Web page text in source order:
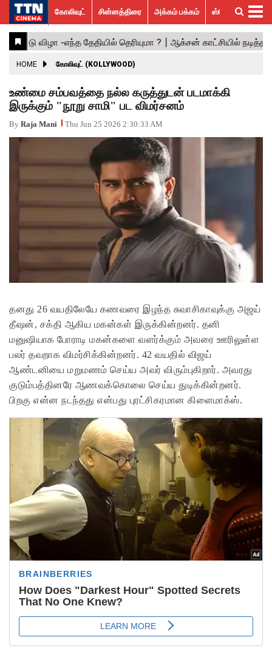
கோலிவுட்
சின்னத்திரை
பாலிவுட்
ஹாலிவுட்
அக்கம்
பக்கம்
ஸ்பெஷல்
ஸ்டோரீஸ்
விமர்சனம்
GALLERY
ACTRESS
ACTORS
MOVIESTILLS
EVENTS
VIDEOS
What’s
Hot
Trending
News
கோலிவுட் சின்னத்திரை அக்கம் பக்கம் ஸ்பெஷல் ஸ்டோரீஸ்
HOME கோலிவுட் (KOLLYWOOD)
உண்மை சம்பவத்தை நல்ல கருத்துடன் படமாக்கி
இருக்கும் "நூறு சாமி" பட விமர்சனம்
By Raja Mani Thu Jun 25 2026 2:30:33 AM
தனது 26 வயதிலேயே கணவரை இழந்த சுவாசிகாவுக்கு அஜய்
தீஷன், சக்தி ஆகிய மகன்கள் இருக்கின்றனர். தனி
மனுஷியாக போராடி மகன்களை வளர்க்கும் அவரை ஊரிலுள்ள
பலர் தவறாக விமர்சிக்கின்றனர். 42 வயதில் விஜய்
ஆண்டனியை மறுமணம் செய்ய அவர் விரும்புகிறார். அவரது
குடும்பத்தினரே ஆணவக்கொலை செய்ய துடிக்கின்றனர்.
பிறகு என்ன நடந்தது என்பது புரட்சிகரமான கிளைமாக்ஸ்.